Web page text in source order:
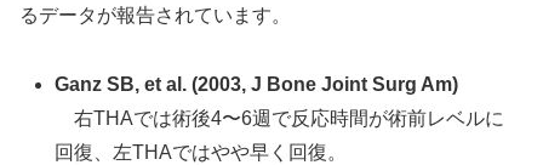
るデータが報告されています。
Ganz SB, et al. (2003, J Bone Joint Surg Am)
右THAでは術後4〜6週で反応時間が術前レベルに
回復、左THAではやや早く回復。